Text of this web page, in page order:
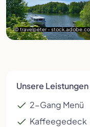
© travelpeter -
Unsere Leistungen
2-Gang Menü
Kaffeegedeck